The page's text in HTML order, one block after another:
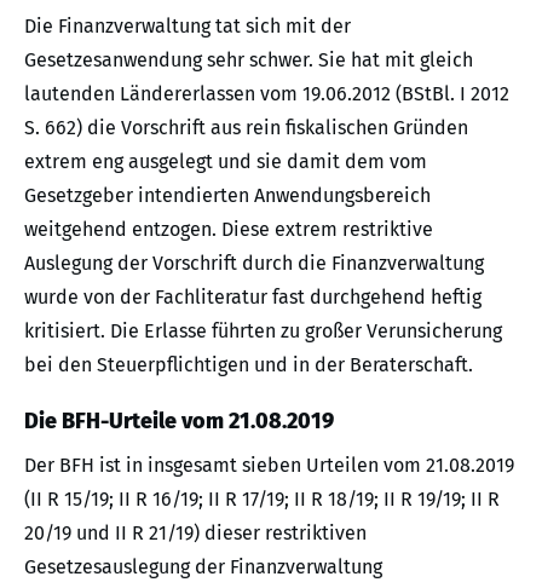
Die Finanzverwaltung tat sich mit der
Gesetzesanwendung sehr schwer. Sie hat mit gleich
lautenden Ländererlassen vom 19.06.2012 (BStBl. I 2012
S. 662) die Vorschrift aus rein fiskalischen Gründen
extrem eng ausgelegt und sie damit dem vom
Gesetzgeber intendierten Anwendungsbereich
weitgehend entzogen. Diese extrem restriktive
Auslegung der Vorschrift durch die Finanzverwaltung
wurde von der Fachliteratur fast durchgehend heftig
kritisiert. Die Erlasse führten zu großer Verunsicherung
bei den Steuerpflichtigen und in der Beraterschaft.
Die BFH-Urteile vom 21.08.2019
Der BFH ist in insgesamt sieben Urteilen vom 21.08.2019
(II R 15/19; II R 16/19; II R 17/19; II R 18/19; II R 19/19; II R
20/19 und II R 21/19) dieser restriktiven
Gesetzesauslegung der Finanzverwaltung